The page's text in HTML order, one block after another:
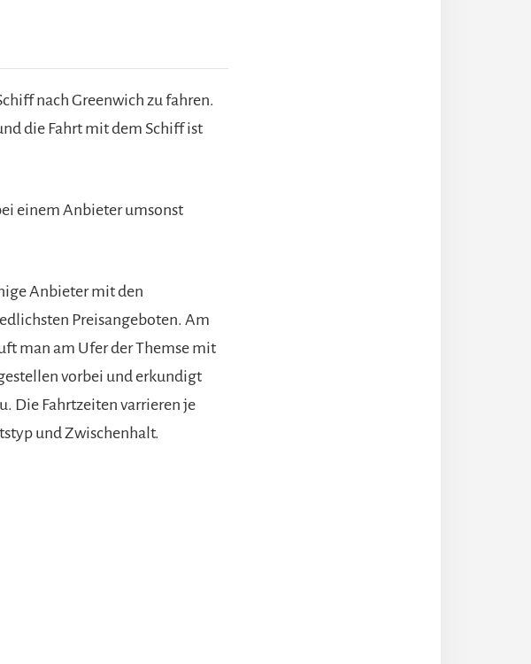
nach Greenwich zu fahren.
die Fahrt mit dem Schiff ist
einem Anbieter umsonst
Anbieter mit den
Preisangeboten. Am
man am Ufer der Themse mit
vorbei und erkundigt
Die Fahrtzeiten varrieren je
und Zwischenhalt.